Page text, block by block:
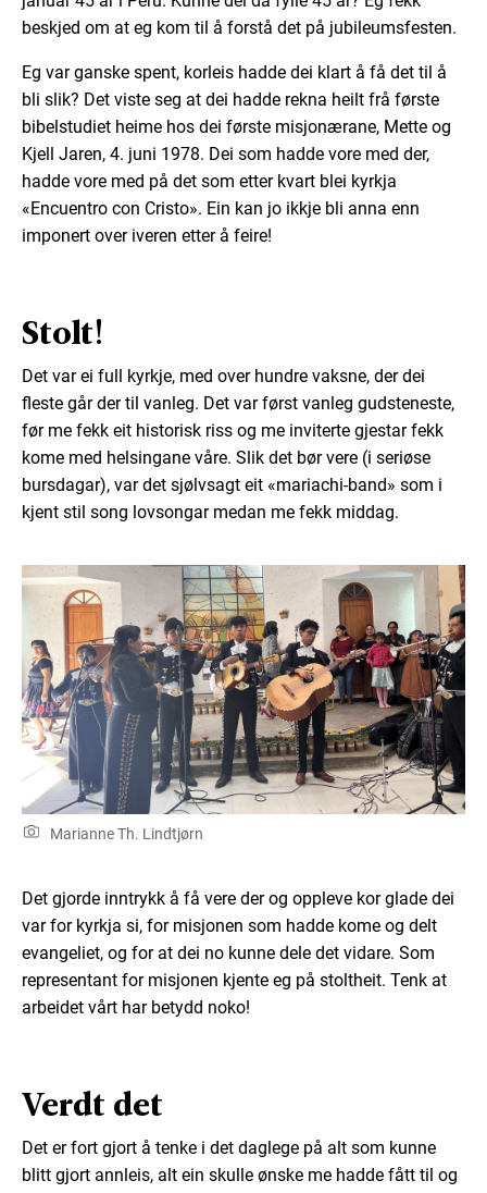
beskjed om at eg kom til å forstå det på jubileumsfesten.
Eg var ganske spent, korleis hadde dei klart å få det til å
bli slik? Det viste seg at dei hadde rekna heilt frå første
bibelstudiet heime hos dei første misjonærane, Mette og
Kjell Jaren, 4. juni 1978. Dei som hadde vore med der,
hadde vore med på det som etter kvart blei kyrkja
«Encuentro con Cristo». Ein kan jo ikkje bli anna enn
imponert over iveren etter å feire!
Stolt!
Det var ei full kyrkje, med over hundre vaksne, der dei
fleste går der til vanleg. Det var først vanleg gudsteneste,
før me fekk eit historisk riss og me inviterte gjestar fekk
kome med helsingane våre. Slik det bør vere (i seriøse
bursdagar), var det sjølvsagt eit «mariachi-band» som i
kjent stil song lovsongar medan me fekk middag.
Marianne Th. Lindtjørn
Det gjorde inntrykk å få vere der og oppleve kor glade dei
var for kyrkja si, for misjonen som hadde kome og delt
evangeliet, og for at dei no kunne dele det vidare. Som
representant for misjonen kjente eg på stoltheit. Tenk at
arbeidet vårt har betydd noko!
Verdt det
Det er fort gjort å tenke i det daglege på alt som kunne
blitt gjort annleis, alt ein skulle ønske me hadde fått til og